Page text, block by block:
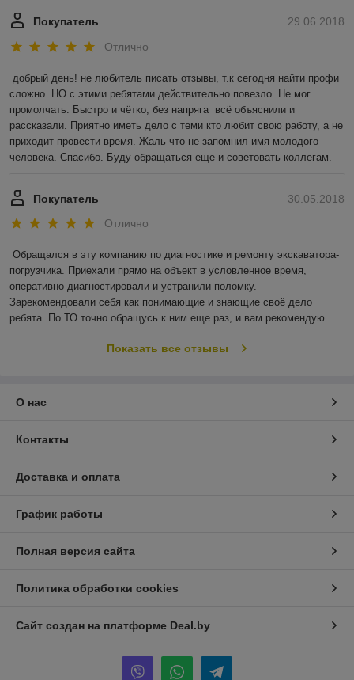
29.06.2018
Покупатель
Отлично
добрый день! не любитель писать отзывы, т.к сегодня найти профи
сложно. НО с этими ребятами действительно повезло. Не мог
промолчать. Быстро и чётко, без напряга  всё объяснили и
рассказали. Приятно иметь дело с теми кто любит свою работу, а не
приходит провести время. Жаль что не запомнил имя молодого
человека. Спасибо. Буду обращаться еще и советовать коллегам.
30.05.2018
Покупатель
Отлично
Обращался в эту компанию по диагностике и ремонту экскаватора-
погрузчика. Приехали прямо на объект в условленное время,
оперативно диагностировали и устранили поломку.
Зарекомендовали себя как понимающие и знающие своё дело
ребята. По ТО точно обращусь к ним еще раз, и вам рекомендую.
Показать все отзывы
О нас
Контакты
Доставка и оплата
График работы
Полная версия сайта
Политика обработки cookies
Сайт создан на платформе Deal.by